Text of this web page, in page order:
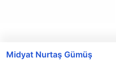
Midyat Nurtaş Gümüş